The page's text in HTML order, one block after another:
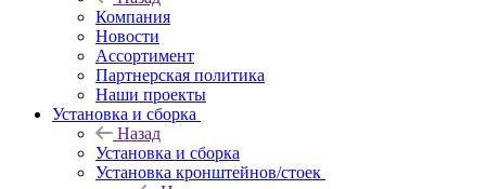
Компания
Новости
Ассортимент
Партнерская политика
Наши проекты
Установка и сборка
Назад
Установка и сборка
Установка кронштейнов/стоек